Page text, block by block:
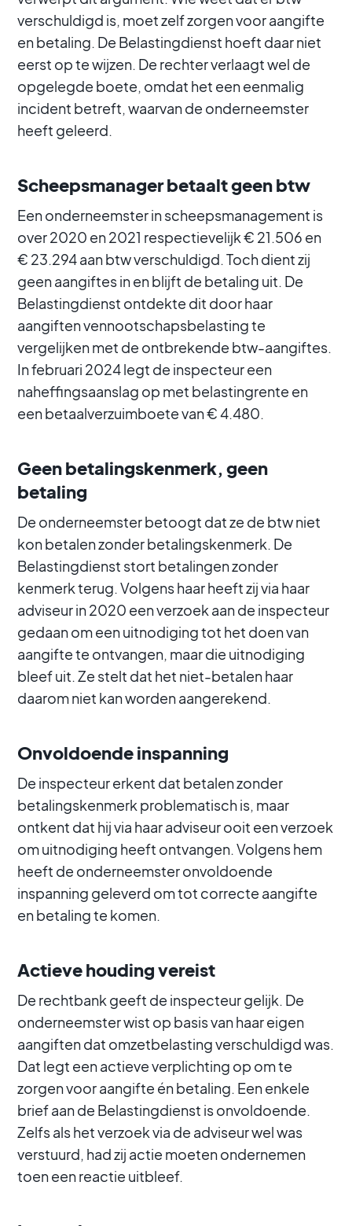
verschuldigd is, moet zelf zorgen voor aangifte
en betaling. De Belastingdienst hoeft daar niet
eerst op te wijzen. De rechter verlaagt wel de
opgelegde boete, omdat het een eenmalig
incident betreft, waarvan de onderneemster
heeft geleerd.
Scheepsmanager betaalt geen btw
Een onderneemster in scheepsmanagement is
over 2020 en 2021 respectievelijk € 21.506 en
€ 23.294 aan btw verschuldigd. Toch dient zij
geen aangiftes in en blijft de betaling uit. De
Belastingdienst ontdekte dit door haar
aangiften vennootschapsbelasting te
vergelijken met de ontbrekende btw-aangiftes.
In februari 2024 legt de inspecteur een
naheffingsaanslag op met belastingrente en
een betaalverzuimboete van € 4.480.
Geen betalingskenmerk, geen
betaling
De onderneemster betoogt dat ze de btw niet
kon betalen zonder betalingskenmerk. De
Belastingdienst stort betalingen zonder
kenmerk terug. Volgens haar heeft zij via haar
adviseur in 2020 een verzoek aan de inspecteur
gedaan om een uitnodiging tot het doen van
aangifte te ontvangen, maar die uitnodiging
bleef uit. Ze stelt dat het niet-betalen haar
daarom niet kan worden aangerekend.
Onvoldoende inspanning
De inspecteur erkent dat betalen zonder
betalingskenmerk problematisch is, maar
ontkent dat hij via haar adviseur ooit een verzoek
om uitnodiging heeft ontvangen. Volgens hem
heeft de onderneemster onvoldoende
inspanning geleverd om tot correcte aangifte
en betaling te komen.
Actieve houding vereist
De rechtbank geeft de inspecteur gelijk. De
onderneemster wist op basis van haar eigen
aangiften dat omzetbelasting verschuldigd was.
Dat legt een actieve verplichting op om te
zorgen voor aangifte én betaling. Een enkele
brief aan de Belastingdienst is onvoldoende.
Zelfs als het verzoek via de adviseur wel was
verstuurd, had zij actie moeten ondernemen
toen een reactie uitbleef.